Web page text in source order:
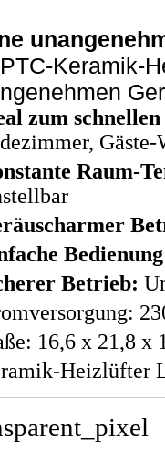
Keramik-
zum
Gäste-
Raum-
Betrieb:
16,6 x 21,8 x
Heizlüfter